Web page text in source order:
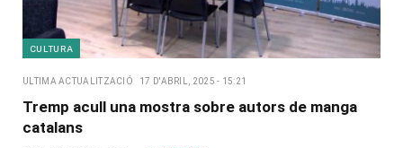
CULTURA
ULTIMA ACTUALITZACIÓ 17 D'ABRIL, 2025 - 15:21
Tremp acull una mostra sobre autors de manga
catalans